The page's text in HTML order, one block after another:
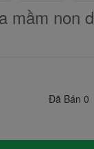
mầm non
Đã Bán 0